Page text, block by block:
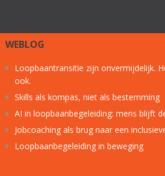
WEBLOG
Loopbaantransitie zijn onvermijdelijk.
ook.
Skills als kompas, niet als bestemming
AI in loopbaanbegeleiding: mens blijft
Jobcoaching als brug naar een
Loopbaanbegeleiding in beweging